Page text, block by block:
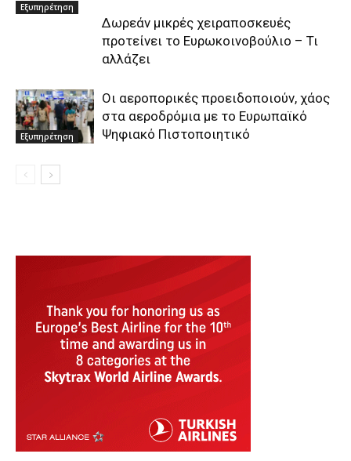
Εξυπηρέτηση
Δωρεάν μικρές χειραποσκευές
προτείνει το Ευρωκοινοβούλιο – Τι
αλλάζει
Εξυπηρέτηση
Οι αεροπορικές προειδοποιούν, χάος
στα αεροδρόμια με το Ευρωπαϊκό
Ψηφιακό Πιστοποιητικό